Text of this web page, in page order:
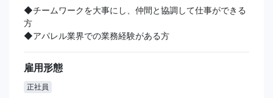
◆チームワークを大事にし、仲間と協調して仕事ができる
方
◆アパレル業界での業務経験がある方
雇用形態
正社員